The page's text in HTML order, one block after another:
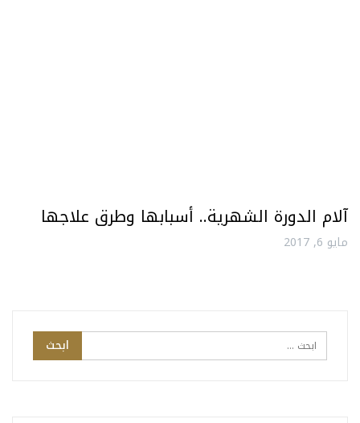
آلام الدورة الشهرية.. أسبابها وطرق علاجها
مايو 6, 2017